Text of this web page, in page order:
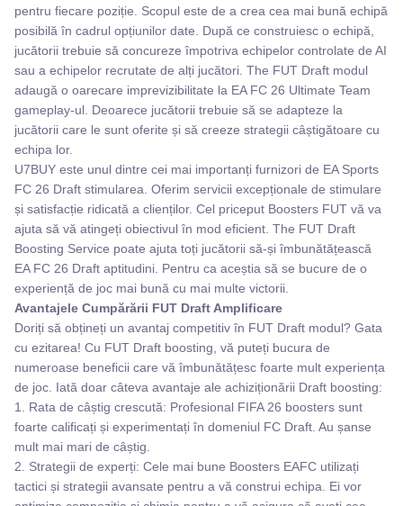
pentru fiecare poziție. Scopul este de a crea cea mai bună echipă
posibilă în cadrul opțiunilor date. După ce construiesc o echipă,
jucătorii trebuie să concureze împotriva echipelor controlate de AI
sau a echipelor recrutate de alți jucători. The FUT Draft modul
adaugă o oarecare imprevizibilitate la EA FC 26 Ultimate Team
gameplay-ul. Deoarece jucătorii trebuie să se adapteze la
jucătorii care le sunt oferite și să creeze strategii câștigătoare cu
echipa lor.
U7BUY este unul dintre cei mai importanți furnizori de EA Sports
FC 26 Draft stimularea. Oferim servicii excepționale de stimulare
și satisfacție ridicată a clienților. Cel priceput Boosters FUT vă va
ajuta să vă atingeți obiectivul în mod eficient. The FUT Draft
Boosting Service poate ajuta toți jucătorii să-și îmbunătățească
EA FC 26 Draft aptitudini. Pentru ca aceștia să se bucure de o
experiență de joc mai bună cu mai multe victorii.
Avantajele Cumpărării FUT Draft Amplificare
Doriți să obțineți un avantaj competitiv în FUT Draft modul? Gata
cu ezitarea! Cu FUT Draft boosting, vă puteți bucura de
numeroase beneficii care vă îmbunătățesc foarte mult experiența
de joc. Iată doar câteva avantaje ale achiziționării Draft boosting:
1. Rata de câștig crescută: Profesional FIFA 26 boosters sunt
foarte calificați și experimentați în domeniul FC Draft. Au șanse
mult mai mari de câștig.
2. Strategii de experți: Cele mai bune Boosters EAFC utilizați
tactici și strategii avansate pentru a vă construi echipa. Ei vor